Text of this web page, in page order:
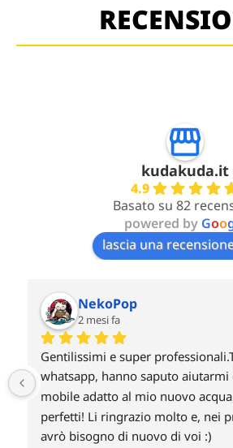
kudakuda.it
4.9
Basato su 82
powered by Goo
lascia una
Giovanni
2 mesi fa
Non ho potuto prendere a
xr30 g6 blu per poi riscattarla
solo pagamenti con carta di
annullato l’ordine ! Non capisco
accettano le carte prepagate? Un